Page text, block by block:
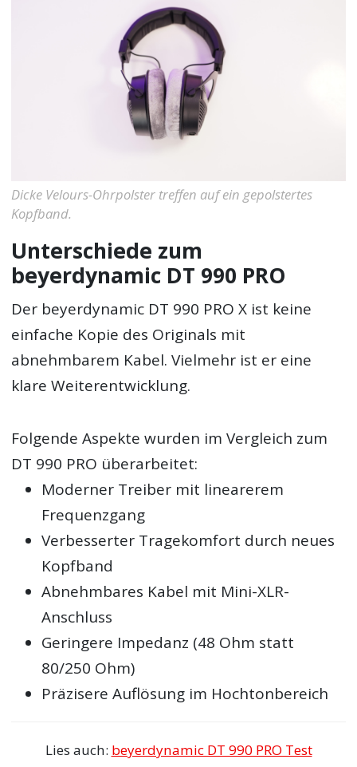
Dicke Velours-Ohrpolster treffen auf ein gepolstertes
Kopfband.
Unterschiede zum
beyerdynamic DT 990 PRO
Der beyerdynamic DT 990 PRO X ist keine
einfache Kopie des Originals mit
abnehmbarem Kabel. Vielmehr ist er eine
klare Weiterentwicklung.
Folgende Aspekte wurden im Vergleich zum
DT 990 PRO überarbeitet:
Moderner Treiber mit linearerem
Frequenzgang
Verbesserter Tragekomfort durch neues
Kopfband
Abnehmbares Kabel mit Mini-XLR-
Anschluss
Geringere Impedanz (48 Ohm statt
80/250 Ohm)
Präzisere Auflösung im Hochtonbereich
Lies auch: beyerdynamic DT 990 PRO Test